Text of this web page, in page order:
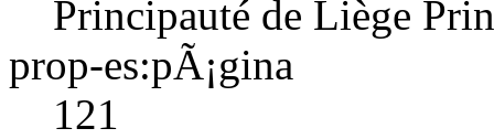
Principauté de Liège
prop-es:pÃ¡gina
121